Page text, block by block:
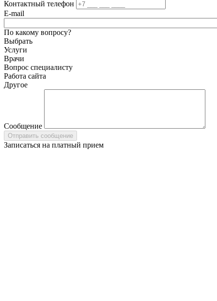
Контактный телефон
E-mail
По какому вопросу?
Выбрать
Услуги
Врачи
Вопрос специалисту
Работа сайта
Другое
Сообщение
Записаться на платный прием